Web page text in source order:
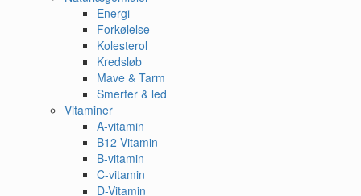
Energi
Forkølelse
Kolesterol
Kredsløb
Mave & Tarm
Smerter & led
Vitaminer
A-vitamin
B12-Vitamin
B-vitamin
C-vitamin
D-Vitamin